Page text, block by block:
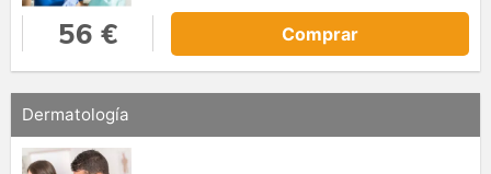
56 € Comprar
Dermatología